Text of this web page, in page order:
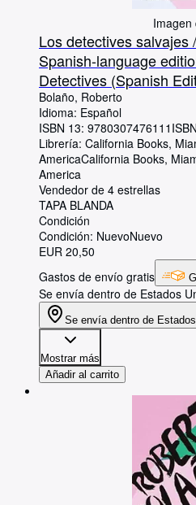
Imagen
Los detectives salvajes
Spanish-language
Detectives (Spanish
Bolaño, Roberto
Idioma: Español
ISBN 13: 9780307476111
Librería: California Books,
AmericaCalifornia Books,
America
Vendedor de 4 estrellas
TAPA BLANDA
Condición
Condición: NuevoNuevo
EUR 20,50
Gastos de envío gratis
Se envía dentro de Estados
Se envía dentro de
Mostrar más
Añadir al carrito